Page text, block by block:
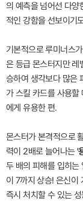
의 예측을 넘어선 다양
적인 강함을 선보이기
기본적으로 루미너스
은 등급 몬스터지만
승하여 생각보다 많은
가 스킬 카드를 사용
에게 유용한 편.
몬스터가 본격적으로
력이 2배로 늘어나는'
두 배의 피해를 입히는
이 7까지 상승! 은신이
즉시 처치할 수 있는